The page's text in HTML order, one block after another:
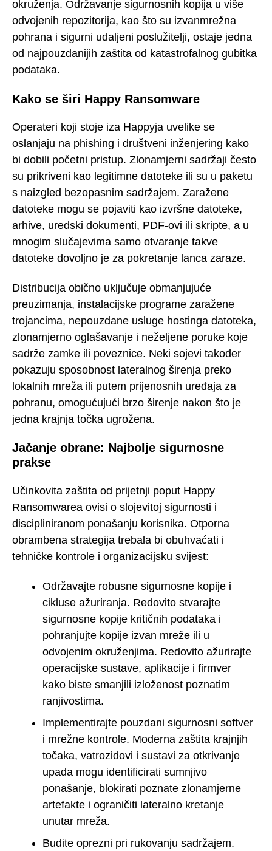
okruženja. Održavanje sigurnosnih kopija u više
odvojenih repozitorija, kao što su izvanmrežna
pohrana i sigurni udaljeni poslužitelji, ostaje jedna
od najpouzdanijih zaštita od katastrofalnog gubitka
podataka.
Kako se širi Happy Ransomware
Operateri koji stoje iza Happyja uvelike se
oslanjaju na phishing i društveni inženjering kako
bi dobili početni pristup. Zlonamjerni sadržaji često
su prikriveni kao legitimne datoteke ili su u paketu
s naizgled bezopasnim sadržajem. Zaražene
datoteke mogu se pojaviti kao izvršne datoteke,
arhive, uredski dokumenti, PDF-ovi ili skripte, a u
mnogim slučajevima samo otvaranje takve
datoteke dovoljno je za pokretanje lanca zaraze.
Distribucija obično uključuje obmanjujuće
preuzimanja, instalacijske programe zaražene
trojancima, nepouzdane usluge hostinga datoteka,
zlonamjerno oglašavanje i neželjene poruke koje
sadrže zamke ili poveznice. Neki sojevi također
pokazuju sposobnost lateralnog širenja preko
lokalnih mreža ili putem prijenosnih uređaja za
pohranu, omogućujući brzo širenje nakon što je
jedna krajnja točka ugrožena.
Jačanje obrane: Najbolje sigurnosne
prakse
Učinkovita zaštita od prijetnji poput Happy
Ransomwarea ovisi o slojevitoj sigurnosti i
discipliniranom ponašanju korisnika. Otporna
obrambena strategija trebala bi obuhvaćati i
tehničke kontrole i organizacijsku svijest:
Održavajte robusne sigurnosne kopije i
cikluse ažuriranja. Redovito stvarajte
sigurnosne kopije kritičnih podataka i
pohranjujte kopije izvan mreže ili u
odvojenim okruženjima. Redovito ažurirajte
operacijske sustave, aplikacije i firmver
kako biste smanjili izloženost poznatim
ranjivostima.
Implementirajte pouzdani sigurnosni softver
i mrežne kontrole. Moderna zaštita krajnjih
točaka, vatrozidovi i sustavi za otkrivanje
upada mogu identificirati sumnjivo
ponašanje, blokirati poznate zlonamjerne
artefakte i ograničiti lateralno kretanje
unutar mreža.
Budite oprezni pri rukovanju sadržajem.